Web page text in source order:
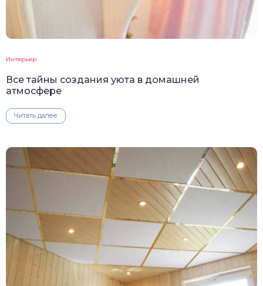
Интерьер
Все тайны создания уюта в домашней
атмосфере
Читать далее